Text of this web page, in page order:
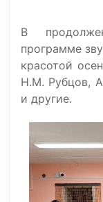
В
программе
красотой
Н.М. Рубцов,
и другие.